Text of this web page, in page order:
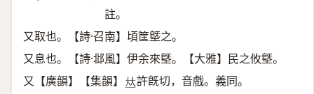
註。
又取也。【詩·召南】頃筐墍之。
又息也。【詩·邶風】伊余來墍。【大雅】民之攸墍。
又【廣韻】【集韻】 𠀤許旣切，音戲。義同。